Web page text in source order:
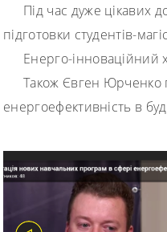
Під час дуже цікавих
підготовки студентів-
Енерго-
Також Євген Юрченко
енергоефективність в